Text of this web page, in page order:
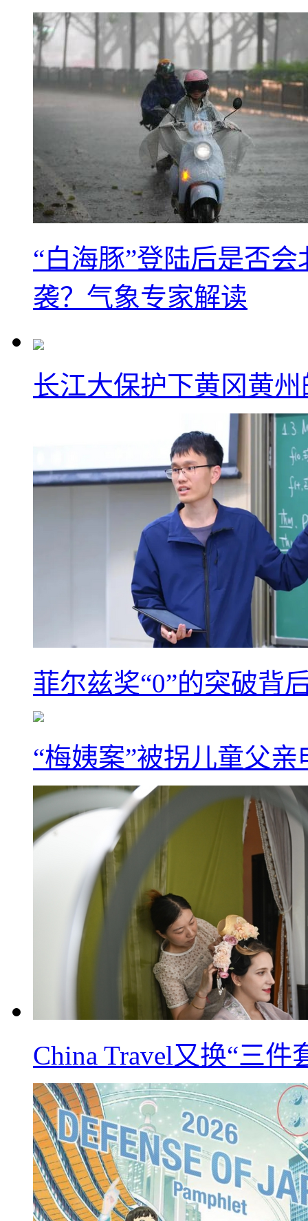
“白海豚”登陆后是否
袭？气象专家解读
长江大保护下黄冈黄
菲尔兹奖“0”的突破背
“梅姨案”被拐儿童父
China Travel又换“三